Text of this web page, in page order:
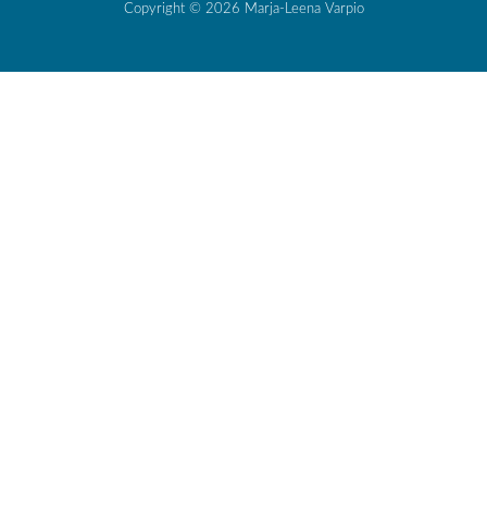
Copyright © 2026 Marja-Leena Varpio